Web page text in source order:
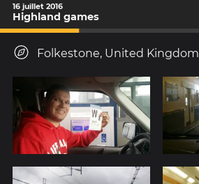
16 juillet 2016
Highland games
Folkestone, United Kingdom